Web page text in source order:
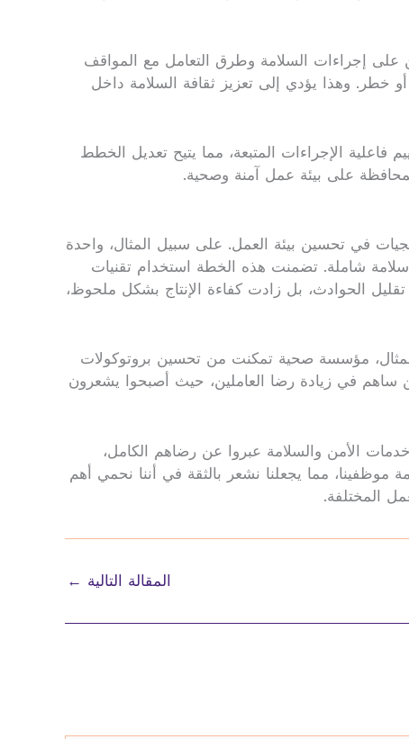
على إجراءات السلامة وطرق التعامل مع المواقف
وهذا يؤدي إلى تعزيز ثقافة السلامة داخل
الإجراءات المتبعة، مما يتيح تعديل الخطط
على بيئة عمل آمنة وصحية.
في تحسين بيئة العمل. على سبيل المثال، واحدة
نجحت في تقليل الحوادث بنسبة تصل إلى 40% بعد تطبيق خطة سلامة شاملة. تضمنت هذه الخطة استخدام تقنيات
الحوادث، بل زادت كفاءة الإنتاج بشكل ملحوظ،
مؤسسة صحية تمكنت من تحسين بروتوكولات
ساهم في زيادة رضا العاملين، حيث أصبحوا يشعرون
الأمن والسلامة عبروا عن رضاهم الكامل،
مما يجعلنا نشعر بالثقة في أننا نحمي أهم
المختلفة.
المقالة التالية ←